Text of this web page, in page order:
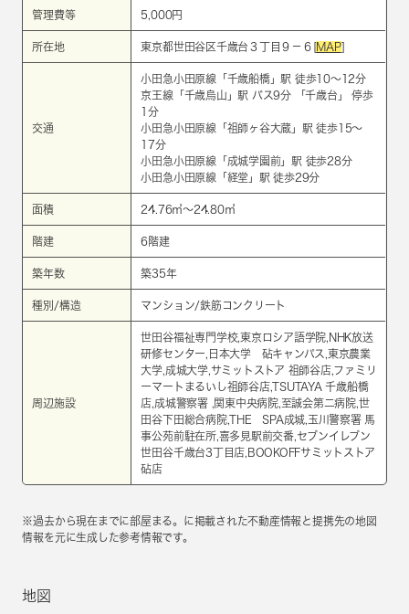
管理費等 5,000円
所在地 東京都世田谷区千歳台３丁目９－６[MAP]
交通
小田急小田原線 「 千歳船橋」駅 徒歩10～12分
京王線 「 千歳烏山 」駅 バス9分 「千歳台」 停歩
1分
小田急小田原線 「 祖師ヶ谷大蔵 」駅 徒歩15～
17分
小田急小田原線 「 成城学園前」駅 徒歩28分
小田急小田原線 「 経堂 」駅 徒歩29分
面積 24.76㎡～24.80㎡
階建 6階建
築年数 築35年
種別/構造 マンション/鉄筋コンクリート
周辺施設
世田谷福祉専門学校,東京ロシア語学院,NHK放送
研修センター,日本大学 砧キャンパス,東京農業
大学,成城大学,サミットストア 祖師谷店,ファミリ
ーマートまるいし祖師谷店,TSUTAYA 千歳船橋
店,成城警察署 ,関東中央病院,至誠会第二病院,世
田谷下田総合病院,THE SPA成城,玉川警察署 馬
事公苑前駐在所,喜多見駅前交番,セブンイレブン
世田谷千歳台3丁目店,BOOKOFFサミットストア
砧店
※過去から現在までに部屋まる。に掲載された不動産情報と提携先の地図
情報を元に生成した参考情報です。
地図